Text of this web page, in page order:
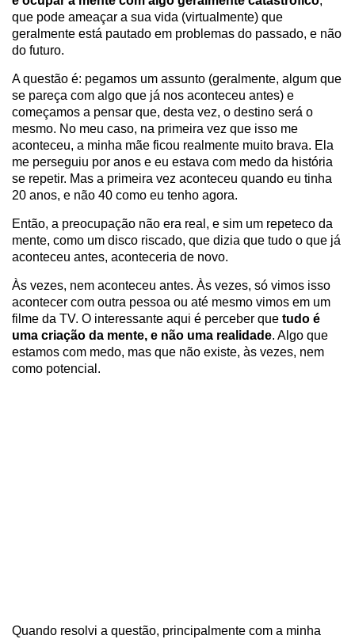
que pode ameaçar a sua vida (virtualmente) que
geralmente está pautado em problemas do passado, e não
do futuro.
A questão é: pegamos um assunto (geralmente, algum que
se pareça com algo que já nos aconteceu antes) e
começamos a pensar que, desta vez, o destino será o
mesmo. No meu caso, na primeira vez que isso me
aconteceu, a minha mãe ficou realmente muito brava. Ela
me perseguiu por anos e eu estava com medo da história
se repetir. Mas a primeira vez aconteceu quando eu tinha
20 anos, e não 40 como eu tenho agora.
Então, a preocupação não era real, e sim um repeteco da
mente, como um disco riscado, que dizia que tudo o que já
aconteceu antes, aconteceria de novo.
Às vezes, nem aconteceu antes. Às vezes, só vimos isso
acontecer com outra pessoa ou até mesmo vimos em um
filme da TV. O interessante aqui é perceber que tudo é
uma criação da mente, e não uma realidade. Algo que
estamos com medo, mas que não existe, às vezes, nem
como potencial.
Quando resolvi a questão, principalmente com a minha